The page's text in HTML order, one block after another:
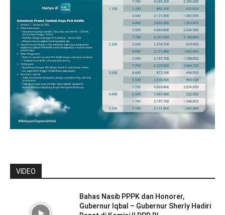
VIDEO
Bahas Nasib PPPK dan Honorer,
Gubernur Iqbal – Gubernur Sherly Hadiri